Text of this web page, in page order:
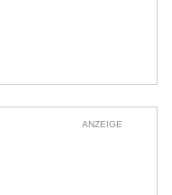
ANZEIGE